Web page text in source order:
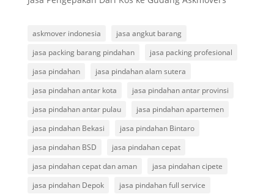
askmover indonesia
jasa angkut barang
jasa packing barang pindahan
jasa packing profesional
jasa pindahan
jasa pindahan alam sutera
jasa pindahan antar kota
jasa pindahan antar provinsi
jasa pindahan antar pulau
jasa pindahan apartemen
jasa pindahan Bekasi
jasa pindahan Bintaro
jasa pindahan BSD
jasa pindahan cepat
jasa pindahan cepat dan aman
jasa pindahan cipete
jasa pindahan Depok
jasa pindahan full service